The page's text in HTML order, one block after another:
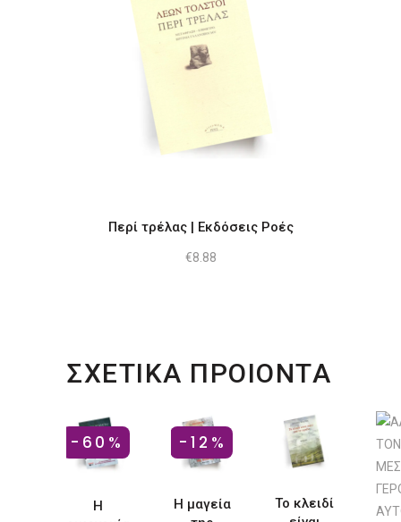
Περί τρέλας | Εκδόσεις Ροές
€8.88
ΣΧΕΤΙΚΑ ΠΡΟΙΟΝΤΑ
-60%
Η
-12%
Η μαγεία
Το κλειδί